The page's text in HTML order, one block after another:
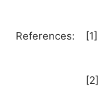
References: [1]
[2]